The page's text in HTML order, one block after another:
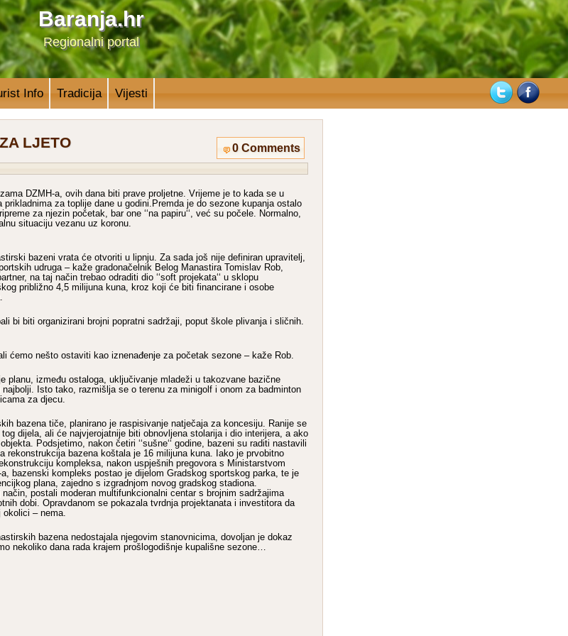
Baranja.hr
Regionalni portal
Info Tradicija Vijesti
0 Comments
LJETO
DZMH-a, ovih dana biti prave proljetne. Vrijeme je to kada se u
prikladnima za toplije dane u godini.Premda je do sezone kupanja ostalo
za njezin početak, bar one ‘‘na papiru‘‘, već su počele. Normalno,
situaciju vezanu uz koronu.
bazeni vrata će otvoriti u lipnju. Za sada još nije definiran upravitelj,
udruga – kaže gradonačelnik Belog Manastira Tomislav Rob,
na taj način trebao odraditi dio ‘‘soft projekata‘‘ u sklopu
približno 4,5 milijuna kuna, kroz koji će biti financirane i osobe
bi biti organizirani brojni popratni sadržaji, poput škole plivanja i sličnih.
ćemo nešto ostaviti kao iznenađenje za početak sezone – kaže Rob.
planu, između ostaloga, uključivanje mladeži u takozvane bazične
Isto tako, razmišlja se o terenu za minigolf i onom za badminton
za djecu.
bazena tiče, planirano je raspisivanje natječaja za koncesiju. Ranije se
dijela, ali će najvjerojatnije biti obnovljena stolarija i dio interijera, a ako
Podsjetimo, nakon četiri ‘‘sušne‘‘ godine, bazeni su raditi nastavili
rekonstrukcija bazena koštala je 16 milijuna kuna. Iako je prvobitno
kompleksa, nakon uspješnih pregovora s Ministarstvom
bazenski kompleks postao je dijelom Gradskog sportskog parka, te je
plana, zajedno s izgradnjom novog gradskog stadiona.
postali moderan multifunkcionalni centar s brojnim sadržajima
dobi. Opravdanom se pokazala tvrdnja projektanata i investitora da
okolici – nema.
bazena nedostajala njegovim stanovnicima, dovoljan je dokaz
nekoliko dana rada krajem prošlogodišnje kupališne sezone…